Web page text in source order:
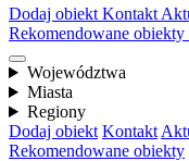
Dodaj obiekt Kontakt
Rekomendowane obiekty
Województwa
Miasta
Regiony
Dodaj obiekt Kontakt
Rekomendowane obiekty